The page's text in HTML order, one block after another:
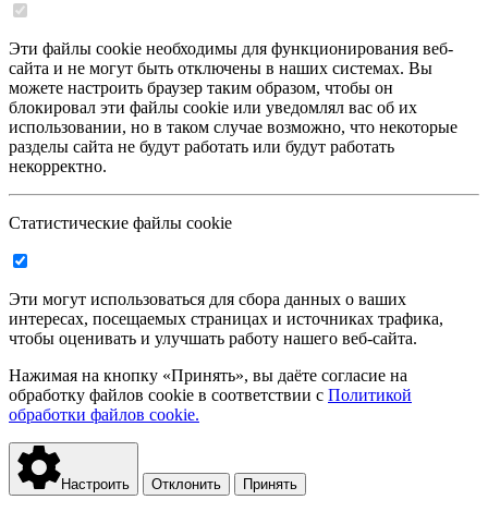
Эти файлы cookie необходимы для функционирования веб-
сайта и не могут быть отключены в наших системах. Вы
можете настроить браузер таким образом, чтобы он
блокировал эти файлы cookie или уведомлял вас об их
использовании, но в таком случае возможно, что некоторые
разделы сайта не будут работать или будут работать
некорректно.
Статистические файлы cookie
Эти могут использоваться для сбора данных о ваших
интересах, посещаемых страницах и источниках трафика,
чтобы оценивать и улучшать работу нашего веб-сайта.
Нажимая на кнопку «Принять», вы даёте согласие на
обработку файлов cookie в соответствии с Политикой
обработки файлов cookie.
Настроить Отклонить Принять